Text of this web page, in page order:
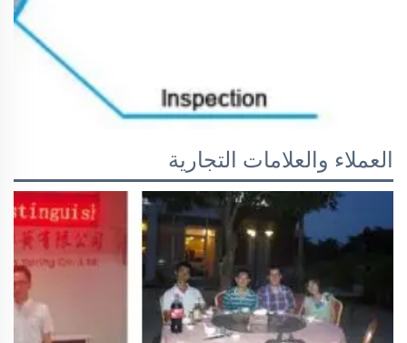
العملاء والعلامات التجارية